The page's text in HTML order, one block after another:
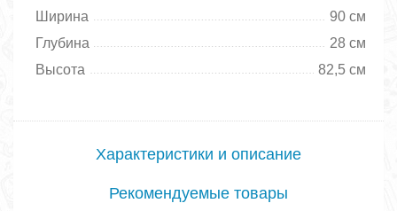
Ширина
90 см
Глубина
28 см
Высота
82,5 см
Характеристики и описание
Рекомендуемые товары